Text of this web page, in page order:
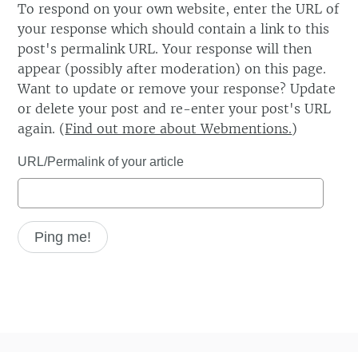
To respond on your own website, enter the URL of
your response which should contain a link to this
post's permalink URL. Your response will then
appear (possibly after moderation) on this page.
Want to update or remove your response? Update
or delete your post and re-enter your post's URL
again. (Find out more about Webmentions.)
URL/Permalink of your article